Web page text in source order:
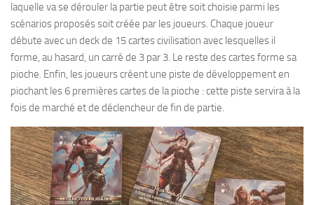
laquelle va se dérouler la partie peut être soit choisie parmi les
scénarios proposés soit créée par les joueurs. Chaque joueur
débute avec un deck de 15 cartes civilisation avec lesquelles il
forme, au hasard, un carré de 3 par 3. Le reste des cartes forme sa
pioche. Enfin, les joueurs créent une piste de développement en
piochant les 6 premières cartes de la pioche : cette piste servira à la
fois de marché et de déclencheur de fin de partie.